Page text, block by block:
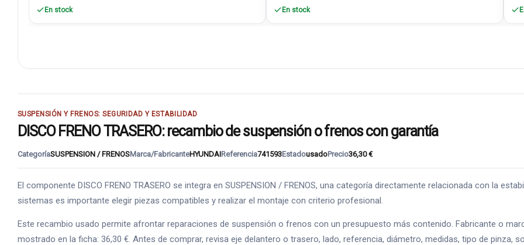
En stock En stock
SUSPENSIÓN Y FRENOS: SEGURIDAD Y ESTABILIDAD
DISCO FRENO TRASERO: recambio de suspensión o frenos con garantía
CategoríaSUSPENSION / FRENOSMarca/FabricanteHYUNDAIReferencia741593EstadousadoPrecio36,30 €
El componente DISCO FRENO TRASERO se integra en SUSPENSION / FRENOS, una categoría directamente relacionada con la
sistemas es importante elegir piezas compatibles y realizar el montaje con criterio profesional.
Este recambio usado permite afrontar reparaciones de suspensión o frenos con un presupuesto más contenido. Fabricante o
mostrado en la ficha: 36,30 €. Antes de comprar, revisa eje delantero o trasero, lado, referencia, diámetro, medidas, tipo de pinza,